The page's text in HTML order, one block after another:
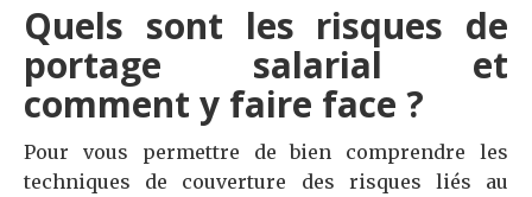
Quels sont les risques de
portage salarial et
comment y faire face ?
Pour vous permettre de bien comprendre les
techniques de couverture des risques liés au